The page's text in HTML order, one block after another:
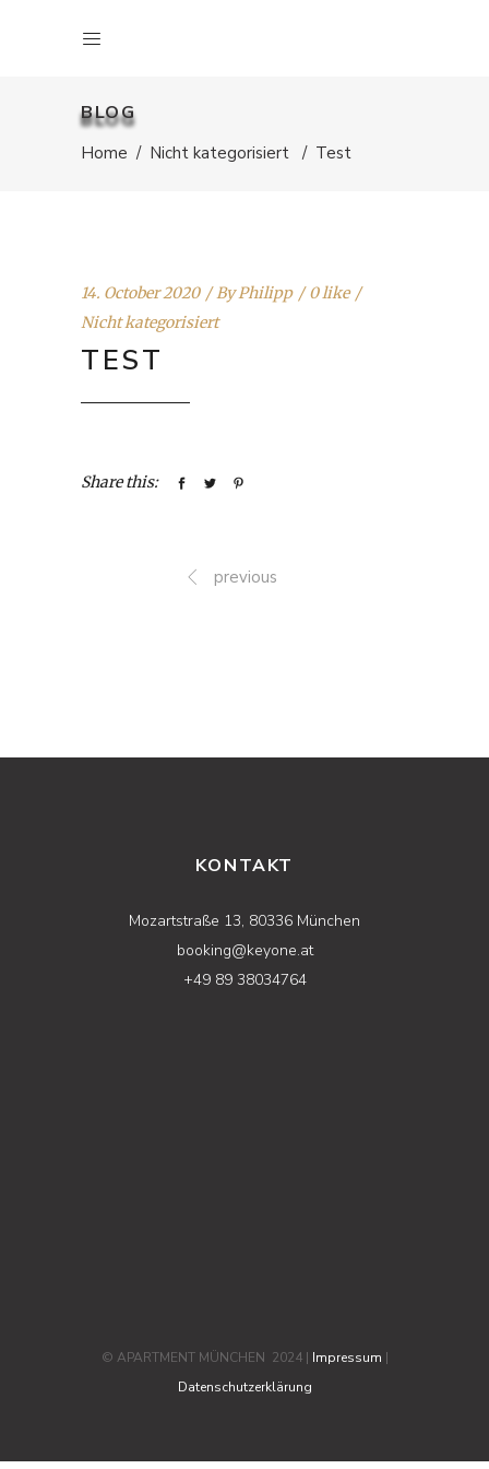
BLOG
Home / Nicht kategorisiert / Test
14. October 2020 ByPhilipp
0 like
Nicht kategorisiert
TEST
Share this:
previous
KONTAKT
Mozartstraße 13, 80336 München
booking@keyone.at
+49 89 38034764
© APARTMENT MÜNCHEN 2024 | Impressum |
Datenschutzerklärung